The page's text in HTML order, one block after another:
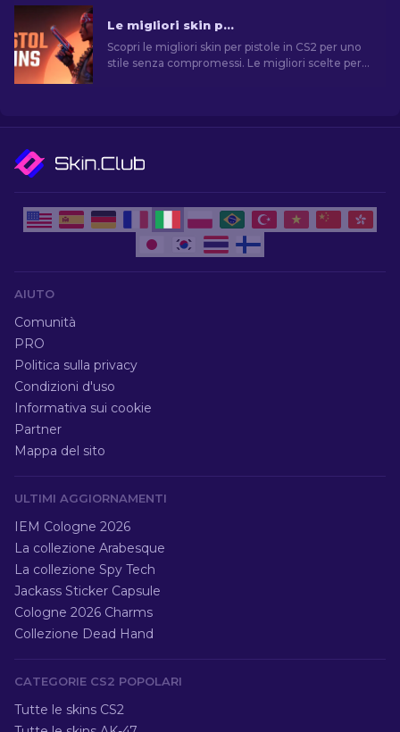
Le migliori skin per pistola in CS2 [2026]
Scopri le migliori skin per pistole in CS2 per uno
stile senza compromessi. Le migliori scelte per
AIUTO
Comunità
PRO
Politica sulla privacy
Condizioni d'uso
Informativa sui cookie
Partner
Mappa del sito
ULTIMI AGGIORNAMENTI
IEM Cologne 2026
La collezione Arabesque
La collezione Spy Tech
Jackass Sticker Capsule
Cologne 2026 Charms
Collezione Dead Hand
CATEGORIE CS2 POPOLARI
Tutte le skins CS2